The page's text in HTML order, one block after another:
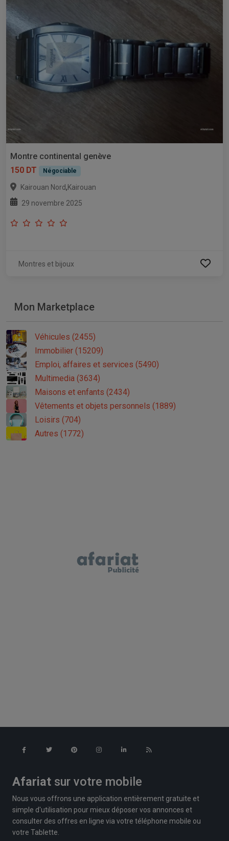
Montre continental genève
150 DT
Négociable
Kairouan Nord,Kairouan
29 novembre 2025
Montres et bijoux
Mon Marketplace
Véhicules (2455)
Immobilier (15209)
Emploi, affaires et services (5490)
Multimedia (3634)
Maisons et enfants (2434)
Vêtements et objets personnels (1889)
Loisirs (704)
Autres (1772)
Afariat sur votre mobile
Nous vous offrons une application entièrement gratuite et
simple d'utilisation pour mieux déposer vos annonces et
consulter des offres en ligne via votre téléphone mobile ou
votre Tablette.